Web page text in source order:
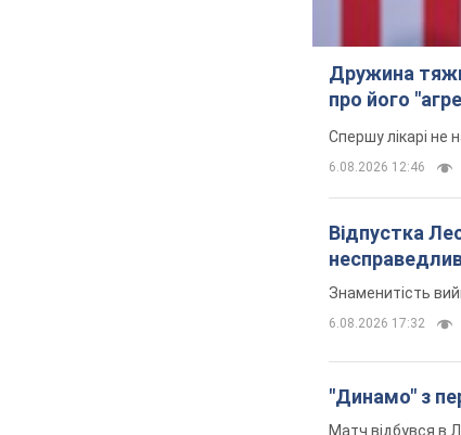
Дружина
про його
Спершу лікарі не
6.08.2026 12:46
Відпустка
Знаменитість
6.08.2026 17:32
"Динамо" з
Матч відбувся в